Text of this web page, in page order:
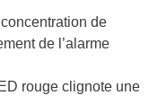
de
de l’alarme
rouge clignote une